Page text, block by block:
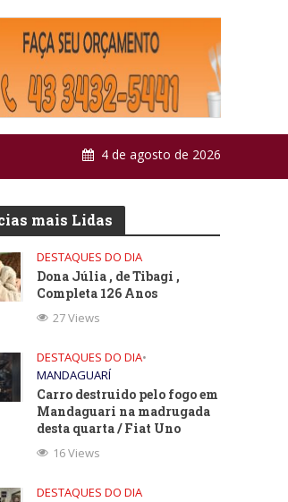
4 de agosto de 2026
mais Lidas
DESTAQUES DO DIA
Dona Júlia , de Tibagi ,
Completa 126 Anos
27 Views
DESTAQUES DO DIA•
MANDAGUARÍ
Carro destruido pelo fogo em
Mandaguari na madrugada
desta quarta / Fiat Uno
16 Views
DESTAQUES DO DIA